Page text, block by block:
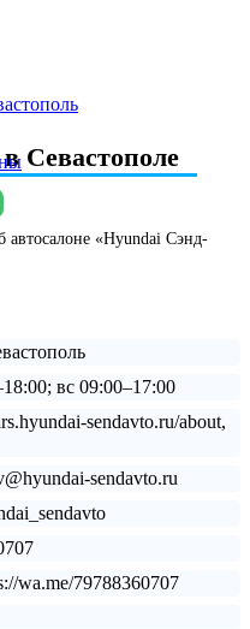
Севастополе
автосалоне «Hyundai Сэнд-
вс 09:00–17:00
sendavto.ru/about,
sendavto.ru
wa.me/79788360707